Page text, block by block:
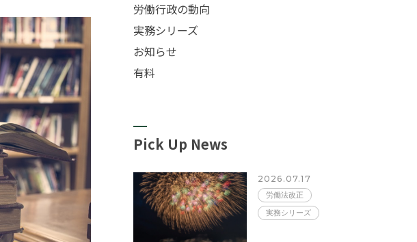
労働行政の動向
実務シリーズ
お知らせ
有料
Pick Up News
2026.07.17
労働法改正
実務シリーズ